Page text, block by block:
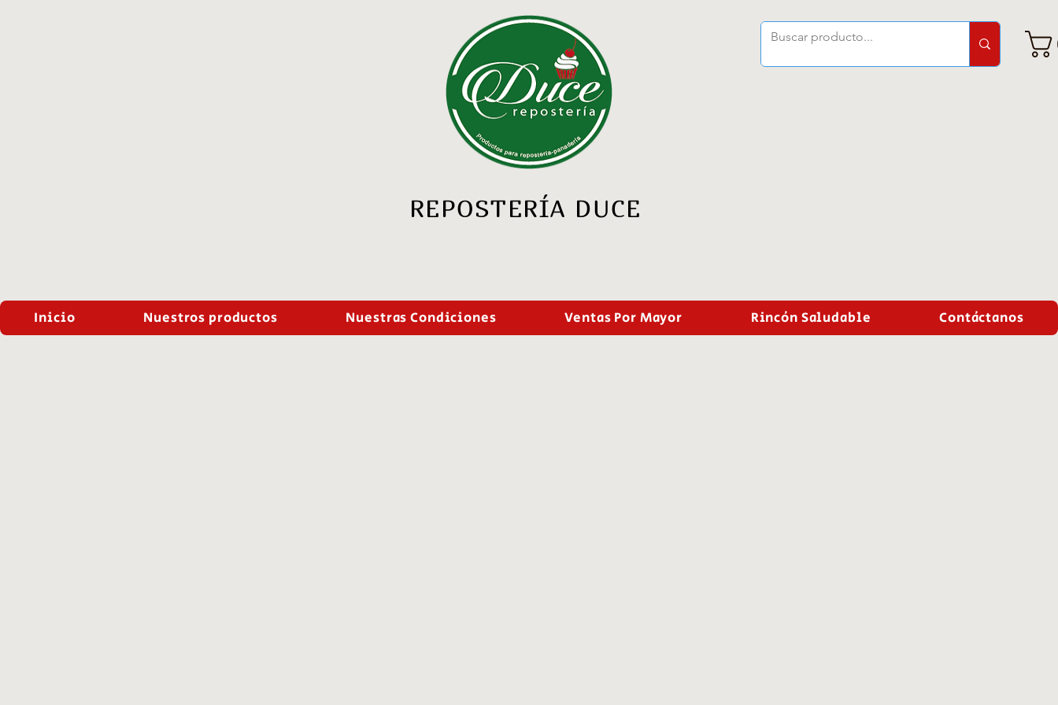
REPOSTERÍA DUCE
Inicio Nuestros productos Nuestras Condiciones Ventas Por Mayor Rincón Saludable Contáctanos